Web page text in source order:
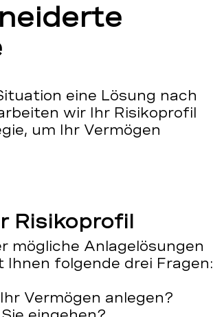
eine Lösung nach
wir Ihr Risikoprofil
um Ihr Vermögen
Risikoprofil
mögliche Anlagelösungen
folgende drei Fragen:
Vermögen anlegen?